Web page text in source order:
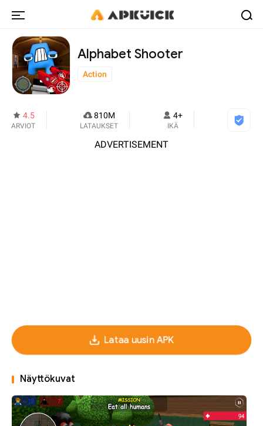
Alphabet Shooter
Action
4.5
ARVIOT
810M
LATAUKSET
4+
IKÄ
ADVERTISEMENT
Lataa uusin APK
Näyttökuvat